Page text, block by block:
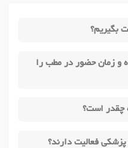
بگیریم؟
و زمان حضور در مطب را
چقدر است؟
فعالیت دارند؟